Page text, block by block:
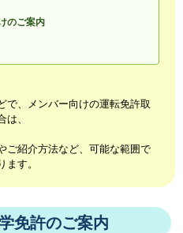
のご案内
で、メンバー向けの運転免許取
、
ご紹介方法など、可能な範囲で
す。
免許のご案内